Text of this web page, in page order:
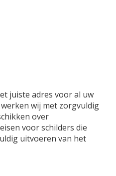
juiste adres voor al uw
wij met zorgvuldig
over
voor schilders die
uitvoeren van het